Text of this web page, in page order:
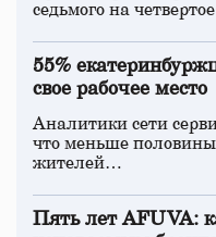
седьмого на
55%
свое рабочее место
Аналитики сети
что меньше
жителей…
Пять лет AFUVA: